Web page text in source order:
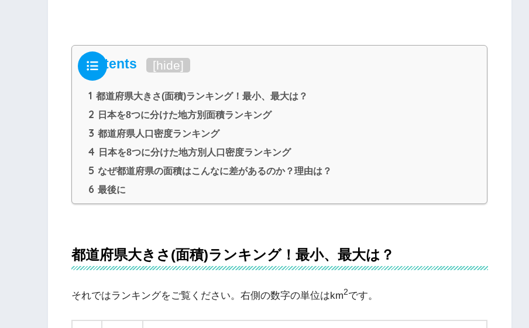
Contents [hide]
1 都道府県大きさ(面積)ランキング！最小、最大は？
2 日本を8つに分けた地方別面積ランキング
3 都道府県人口密度ランキング
4 日本を8つに分けた地方別人口密度ランキング
5 なぜ都道府県の面積はこんなに差があるのか？理由は？
6 最後に
都道府県大きさ(面積)ランキング！最小、最大は？
それではランキングをご覧ください。右側の数字の単位はkm2です。